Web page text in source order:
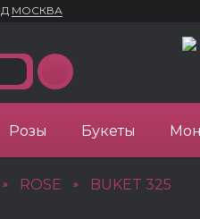
МОСКВА
Розы Букеты
» ROSE » BUKET 325